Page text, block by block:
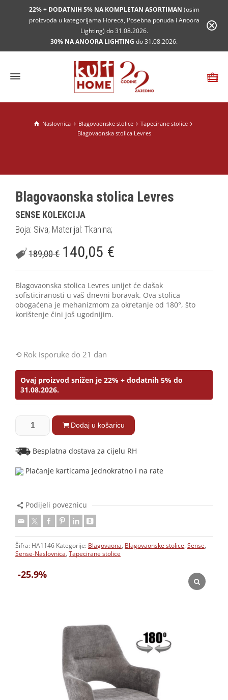
22% + DODATNIH 5% NA KOMPLETAN ASORTIMAN (osim
proizvoda u kategorijama Horeca, Posebna ponuda i Anoora
Lighting) do 31.08.2026.
30% NA ANOORA LIGHTING do 31.08.2026.
Naslovnica Blagovaonske stolice
Tapecirane stolice
Blagovaonska stolica Levres
-25.9%
Blagovaonska stolica Levres
SENSE KOLEKCIJA
Boja: Siva; Materijal: Tkanina;
189,00€ 140,05 €
Blagovaonska stolica Levres unijet će dašak
sofisticiranosti u vaš dnevni boravak. Ova stolica
obogaćena je mehanizmom za okretanje od 180°, što
korištenje čini još ugodnijim.
Rok isporuke do 21 dan
Ovaj proizvod snižen je 22% + dodatnih 5% do
31.08.2026.
Dodaj u košaricu
Besplatna dostava za cijelu RH
Plaćanje karticama jednokratno i na rate
Podijeli poveznicu
Šifra: HA1146 Kategorije: Blagovaona, Blagovaonske stolice, Sense,
Sense-Naslovnica, Tapecirane stolice